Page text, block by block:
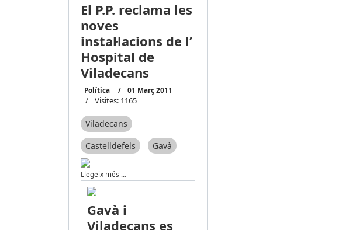
El P.P. reclama les
noves
instal·lacions de l’
Hospital de
Viladecans
Política 01 Març 2011
Visites: 1165
Viladecans
Castelldefels
Gavà
Llegeix més …
Gavà i
Viladecans es